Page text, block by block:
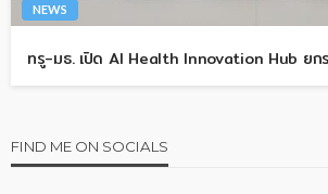
NEWS
ทรู-มธ. เปิด AI Health Innovation Hub ยก
FIND ME ON SOCIALS